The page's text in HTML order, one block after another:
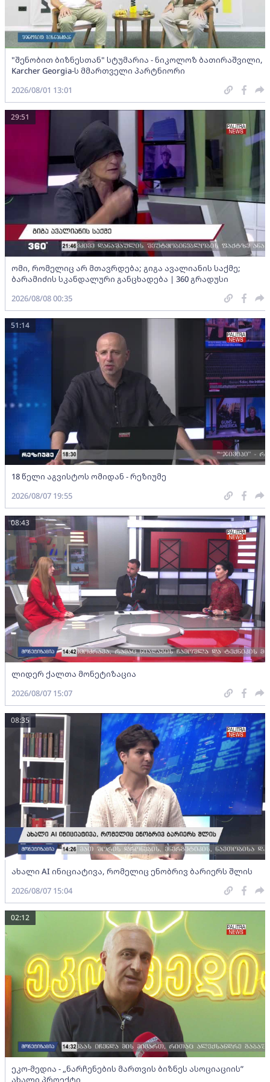
"შენობით ბიზნესთან" სტუმარია - ნიკოლოზ ბათირაშვილი,
Karcher Georgia-ს მმართველი პარტნიორი
2026/08/01 13:01
ომი, რომელიც არ მთავრდება; გიგა ავალიანის საქმე;
ბარამიძის სკანდალური განცხადება | 360 გრადუსი
29:51
2026/08/08 00:35
18 წელი აგვისტოს ომიდან - რეზიუმე
51:14
2026/08/07 19:55
ლიდერ ქალთა მონეტიზაცია
08:43
2026/08/07 15:07
ახალი AI ინიციატივა, რომელიც ენობრივ ბარიერს შლის
08:35
2026/08/07 15:04
ეკო-მედია - „ნარჩენების მართვის ბიზნეს ასოციაციის”
ახალი პროექტი
02:12